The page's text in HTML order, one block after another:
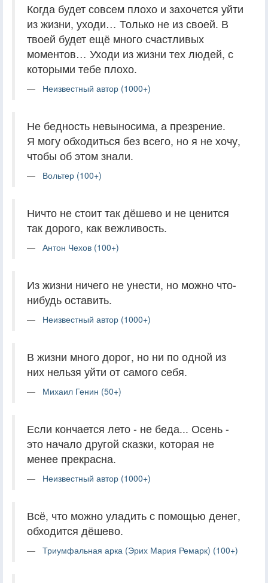
Когда будет совсем плохо и захочется уйти
из жизни, уходи… Только не из своей. В
твоей будет ещё много счастливых
моментов… Уходи из жизни тех людей, с
которыми тебе плохо.
Неизвестный автор (1000+)
Не бедность невыносима, а презрение.
Я могу обходиться без всего, но я не хочу,
чтобы об этом знали.
Вольтер (100+)
Ничто не стоит так дёшево и не ценится
так дорого, как вежливость.
Антон Чехов (100+)
Из жизни ничего не унести, но можно что-
нибудь оставить.
Неизвестный автор (1000+)
В жизни много дорог, но ни по одной из
них нельзя уйти от самого себя.
Михаил Генин (50+)
Если кончается лето - не беда... Осень -
это начало другой сказки, которая не
менее прекрасна.
Неизвестный автор (1000+)
Всё, что можно уладить с помощью денег,
обходится дёшево.
Триумфальная арка (Эрих Мария Ремарк) (100+)